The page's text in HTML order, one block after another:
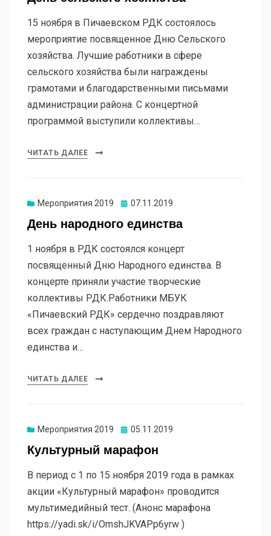
15 ноября в Пичаевском РДК состоялось
мероприятие посвященное Дню Сельского
хозяйства. Лучшие работники в сфере
сельского хозяйства были награждены
грамотами и благодарственными письмами
администрации района. С концертной
программой выступили коллективы…
ЧИТАТЬ ДАЛЕЕ
Мероприятия 2019 07.11.2019
День народного единства
1 ноября в РДК состоялся концерт
посвященный Дню Народного единства. В
концерте приняли участие творческие
коллективы РДК.Работники МБУК
«Пичаевский РДК» сердечно поздравляют
всех граждан с наступающим Днем Народного
единства и…
ЧИТАТЬ ДАЛЕЕ
Мероприятия 2019 05.11.2019
Культурный марафон
В период с 1 по 15 ноября 2019 года в рамках
акции «Культурный марафон» проводится
мультимедийный тест. (Анонс марафона
https://yadi.sk/i/OmshJKVAPp6yrw )